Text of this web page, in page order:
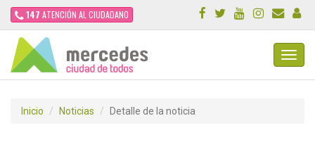
147 ATENCIÓN AL CIUDADANO
Inicio Noticias Detalle de la noticia